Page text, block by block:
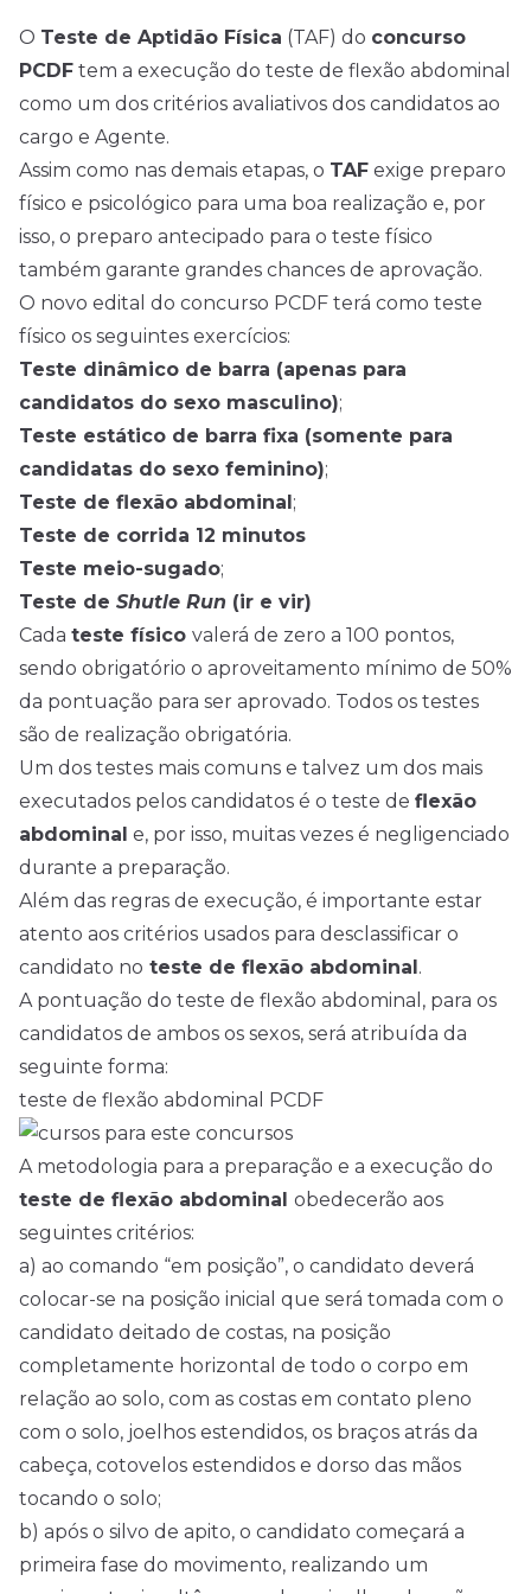
O Teste de Aptidão Física (TAF) do concurso
PCDF tem a execução do teste de flexão abdominal
como um dos critérios avaliativos dos candidatos ao
cargo e Agente.
Assim como nas demais etapas, o TAF exige preparo
físico e psicológico para uma boa realização e, por
isso, o preparo antecipado para o teste físico
também garante grandes chances de aprovação.
O novo edital do concurso PCDF terá como teste
físico os seguintes exercícios:
Teste dinâmico de barra (apenas para
candidatos do sexo masculino);
Teste estático de barra fixa (somente para
candidatas do sexo feminino);
Teste de flexão abdominal;
Teste de corrida 12 minutos
Teste meio-sugado;
Teste de Shutle Run (ir e vir)
Cada teste físico valerá de zero a 100 pontos,
sendo obrigatório o aproveitamento mínimo de 50%
da pontuação para ser aprovado. Todos os testes
são de realização obrigatória.
Um dos testes mais comuns e talvez um dos mais
executados pelos candidatos é o teste de flexão
abdominal e, por isso, muitas vezes é negligenciado
durante a preparação.
Além das regras de execução, é importante estar
atento aos critérios usados para desclassificar o
candidato no teste de flexão abdominal.
A pontuação do teste de flexão abdominal, para os
candidatos de ambos os sexos, será atribuída da
seguinte forma:
teste de flexão abdominal PCDF
A metodologia para a preparação e a execução do
teste de flexão abdominal obedecerão aos
seguintes critérios:
a) ao comando “em posição”, o candidato deverá
colocar-se na posição inicial que será tomada com o
candidato deitado de costas, na posição
completamente horizontal de todo o corpo em
relação ao solo, com as costas em contato pleno
com o solo, joelhos estendidos, os braços atrás da
cabeça, cotovelos estendidos e dorso das mãos
tocando o solo;
b) após o silvo de apito, o candidato começará a
primeira fase do movimento, realizando um